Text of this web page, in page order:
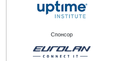
Спонсор